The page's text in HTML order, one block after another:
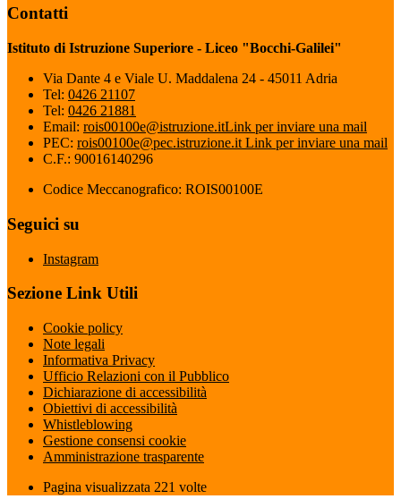
Contatti
Istituto di Istruzione Superiore - Liceo "Bocchi-Galilei"
Via Dante 4 e Viale U. Maddalena 24 - 45011 Adria
Tel: 0426 21107
Tel: 0426 21881
Email: rois00100e@istruzione.itLink per inviare una mail
PEC: rois00100e@pec.istruzione.it Link per inviare una mail
C.F.: 90016140296
Codice Meccanografico: ROIS00100E
Seguici su
Instagram
Sezione Link Utili
Cookie policy
Note legali
Informativa Privacy
Ufficio Relazioni con il Pubblico
Dichiarazione di accessibilità
Obiettivi di accessibilità
Whistleblowing
Gestione consensi cookie
Amministrazione trasparente
Pagina visualizzata 221 volte